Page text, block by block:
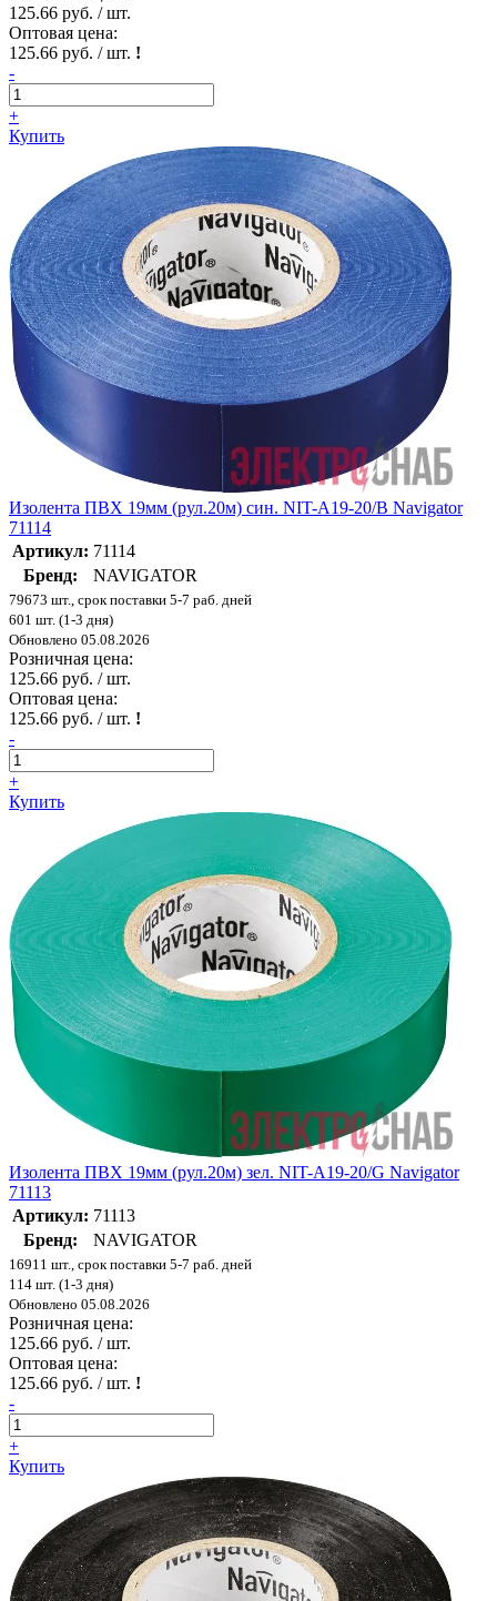
125.66 руб. / шт.
Оптовая цена:
125.66 руб. / шт. !
-
+
Купить
Изолента ПВХ 19мм (рул.20м) син. NIT-A19-20/B Navigator
71114
Артикул: 71114
Бренд:
NAVIGATOR
79673 шт., срок поставки 5-7 раб. дней
601 шт. (1-3 дня)
Обновлено 05.08.2026
Розничная цена:
125.66 руб. / шт.
Оптовая цена:
125.66 руб. / шт. !
-
+
Купить
Изолента ПВХ 19мм (рул.20м) зел. NIT-A19-20/G Navigator
71113
Артикул: 71113
Бренд:
NAVIGATOR
16911 шт., срок поставки 5-7 раб. дней
114 шт. (1-3 дня)
Обновлено 05.08.2026
Розничная цена:
125.66 руб. / шт.
Оптовая цена:
125.66 руб. / шт. !
-
+
Купить